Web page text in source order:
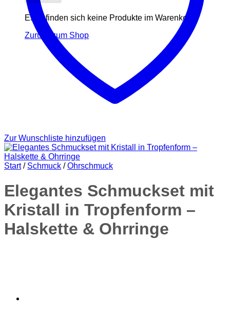
Es befinden sich keine Produkte im Warenkorb.
Zurück zum Shop
Zur Wunschliste hinzufügen
Start / Schmuck / Ohrschmuck
Elegantes Schmuckset mit
Kristall in Tropfenform –
Halskette & Ohrringe